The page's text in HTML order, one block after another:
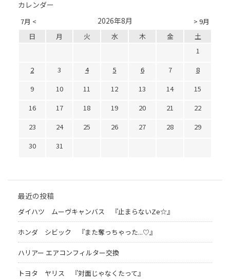
カレンダー
7月 < > 9月
2026年8月
日 月 火 水 木 金
土
1
2
3 4 5 6 7
8
9
10 11 12 13 14
15
16
17 18 19 20 21
22
23
24 25 26 27 28
29
30
31
最近の投稿
ダイハツ ムーヴキャンバス 『止まらないZe☆』
ホンダ シビック 『また奪っちゃった...♡』
ハリアー エアコンフィルター交換
トヨタ ヤリス 『対面じゃなくたって』